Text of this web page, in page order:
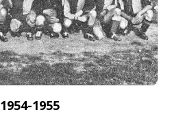
1954-1955